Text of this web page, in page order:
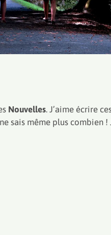
Nouvelles. J’aime écrire
sais même plus combien